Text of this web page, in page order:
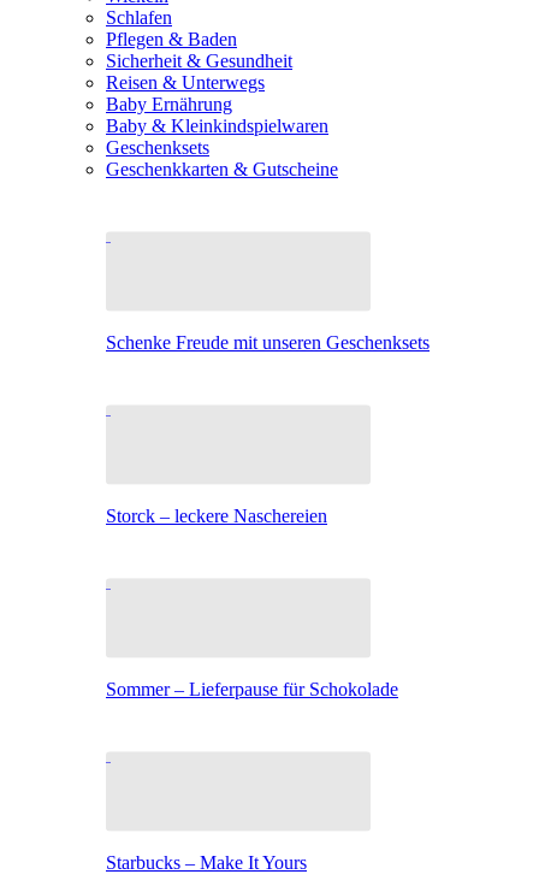
Schlafen
Pflegen & Baden
Sicherheit & Gesundheit
Reisen & Unterwegs
Baby Ernährung
Baby & Kleinkindspielwaren
Geschenksets
Geschenkkarten & Gutscheine
Schenke Freude mit unseren Geschenksets
Storck – leckere Naschereien
Sommer – Lieferpause für Schokolade
Starbucks – Make It Yours